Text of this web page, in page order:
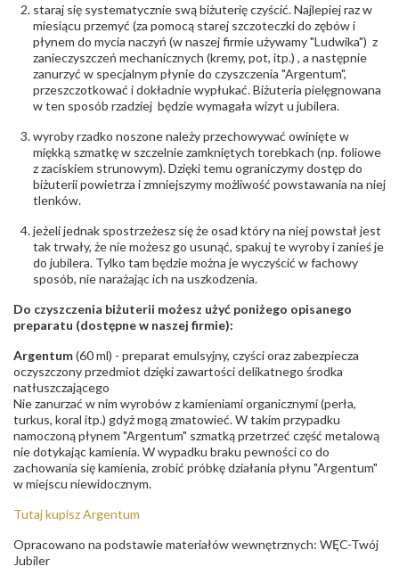
staraj się systematycznie swą biżuterię czyścić. Najlepiej raz w
miesiącu przemyć (za pomocą starej szczoteczki do zębów i
płynem do mycia naczyń (w naszej firmie używamy "Ludwika") z
zanieczyszczeń mechanicznych (kremy, pot, itp.) , a następnie
zanurzyć w specjalnym płynie do czyszczenia "Argentum",
przeszczotkować i dokładnie wypłukać. Biżuteria pielęgnowana
w ten sposób rzadziej będzie wymagała wizyt u jubilera.
wyroby rzadko noszone należy przechowywać owinięte w
miękką szmatkę w szczelnie zamkniętych torebkach (np. foliowe
z zaciskiem strunowym). Dzięki temu ograniczymy dostęp do
biżuterii powietrza i zmniejszymy możliwość powstawania na niej
tlenków.
jeżeli jednak spostrzeżesz się że osad który na niej powstał jest
tak trwały, że nie możesz go usunąć, spakuj te wyroby i zanieś je
do jubilera. Tylko tam będzie można je wyczyścić w fachowy
sposób, nie narażając ich na uszkodzenia.
Do czyszczenia biżuterii możesz użyć poniżego opisanego
preparatu (dostępne w naszej firmie):
Argentum(60 ml) - preparat emulsyjny, czyści oraz zabezpiecza
oczyszczony przedmiot dzięki zawartości delikatnego środka
natłuszczającego
Nie zanurzać w nim wyrobów z kamieniami organicznymi (perła,
turkus, koral itp.) gdyż mogą zmatowieć. W takim przypadku
namoczoną płynem "Argentum" szmatką przetrzeć część metalową
nie dotykając kamienia. W wypadku braku pewności co do
zachowania się kamienia, zrobić próbkę działania płynu "Argentum"
w miejscu niewidocznym.
Tutaj kupisz Argentum
Opracowano na podstawie materiałów wewnętrznych: WĘC-Twój
Jubiler